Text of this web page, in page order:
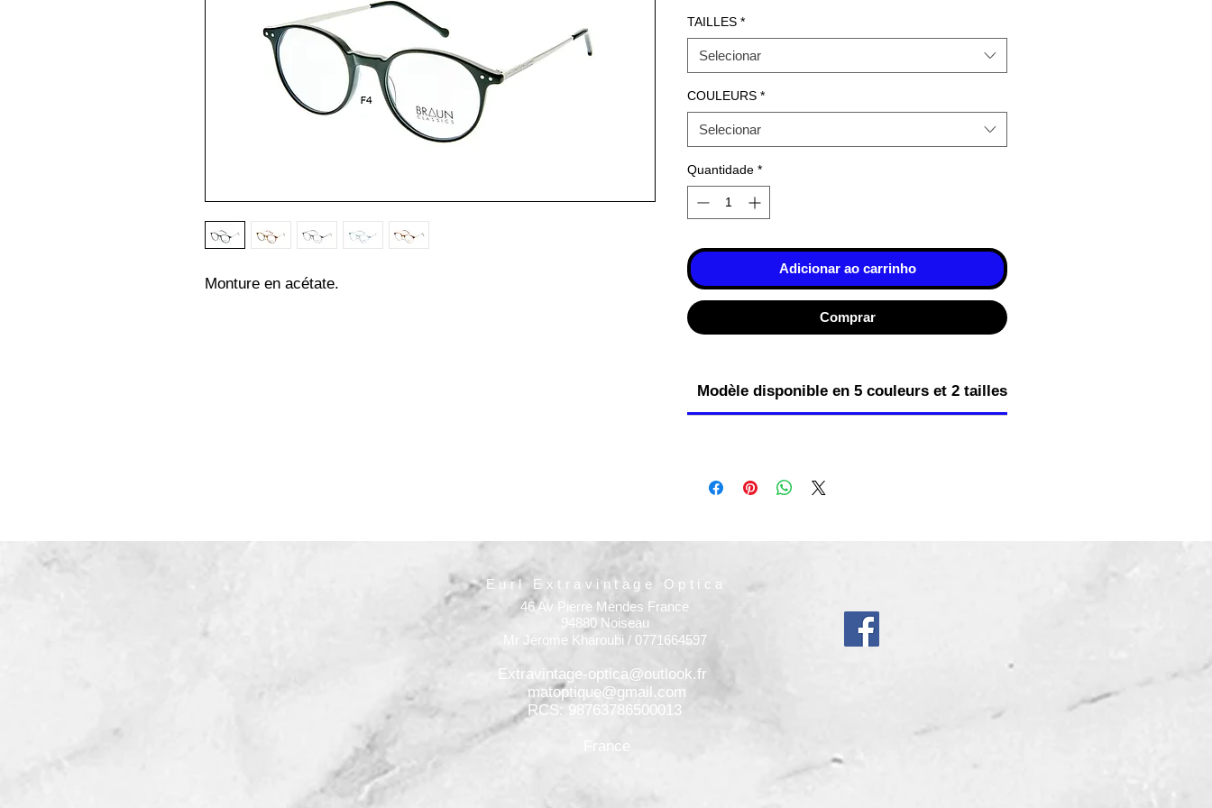
Monture en acétate.
TAILLES *
Selecionar
COULEURS *
Selecionar
Quantidade *
Adicionar ao carrinho
Comprar
Modèle disponible en 5 couleurs et 2 tailles
Eurl Extravintage Optica
46 Av Pierre Mendes France
94880 Noiseau
Mr Jérome Kharoubi / 0771664597
Extravintage-optica@outlook.fr
matoptique@gmail.com
RCS: 98763786500013
France